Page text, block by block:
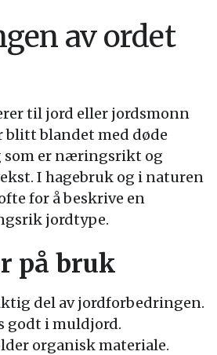
av ordet
til jord eller jordsmonn
blitt blandet med døde
som er næringsrikt og
I hagebruk og i naturen
for å beskrive en
jordtype.
på bruk
del av jordforbedringen.
godt i muldjord.
organisk materiale.